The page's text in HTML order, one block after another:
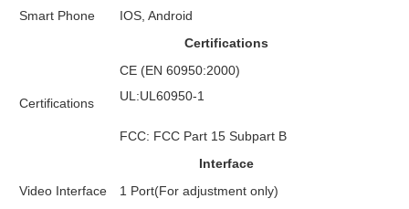
Smart Phone
IOS, Android
Certifications
Certifications
CE (EN 60950:2000)
UL:UL60950-1
FCC: FCC Part 15 Subpart B
Interface
Video Interface
1 Port(For adjustment only)